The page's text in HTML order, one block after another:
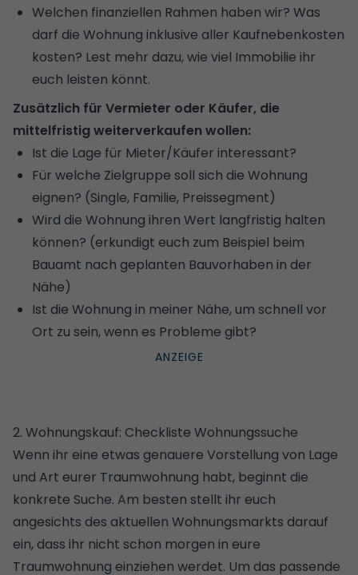
Welchen finanziellen Rahmen haben wir? Was
darf die Wohnung inklusive aller Kaufnebenkosten
kosten? Lest mehr dazu, wie viel Immobilie ihr
euch leisten könnt.
Zusätzlich für Vermieter oder Käufer, die
mittelfristig weiterverkaufen wollen:
Ist die Lage für Mieter/Käufer interessant?
Für welche Zielgruppe soll sich die Wohnung
eignen? (Single, Familie, Preissegment)
Wird die Wohnung ihren Wert langfristig halten
können? (erkundigt euch zum Beispiel beim
Bauamt nach geplanten Bauvorhaben in der
Nähe)
Ist die Wohnung in meiner Nähe, um schnell vor
Ort zu sein, wenn es Probleme gibt?
2. Wohnungskauf: Checkliste Wohnungssuche
Wenn ihr eine etwas genauere Vorstellung von Lage
und Art eurer Traumwohnung habt, beginnt die
konkrete Suche. Am besten stellt ihr euch
angesichts des aktuellen Wohnungsmarkts darauf
ein, dass ihr nicht schon morgen in eure
Traumwohnung einziehen werdet. Um das passende